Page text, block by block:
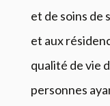
et de soins de
et aux
qualité de vie
personnes